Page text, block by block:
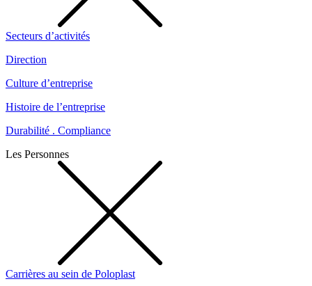
Secteurs d’activités
Direction
Culture d’entreprise
Histoire de l’entreprise
Durabilité . Compliance
Les Personnes
Carrières au sein de Poloplast